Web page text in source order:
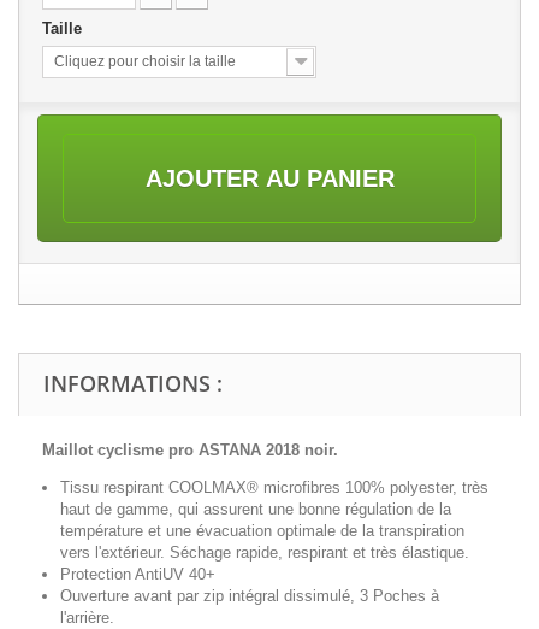
Taille
Cliquez pour choisir la taille
AJOUTER AU PANIER
INFORMATIONS :
Maillot cyclisme pro ASTANA 2018 noir.
Tissu respirant COOLMAX® microfibres 100% polyester, très
haut de gamme, qui assurent une bonne régulation de la
température et une évacuation optimale de la transpiration
vers l'extérieur. Séchage rapide, respirant et très élastique.
Protection AntiUV 40+
Ouverture avant par zip intégral dissimulé, 3 Poches à
l'arrière.